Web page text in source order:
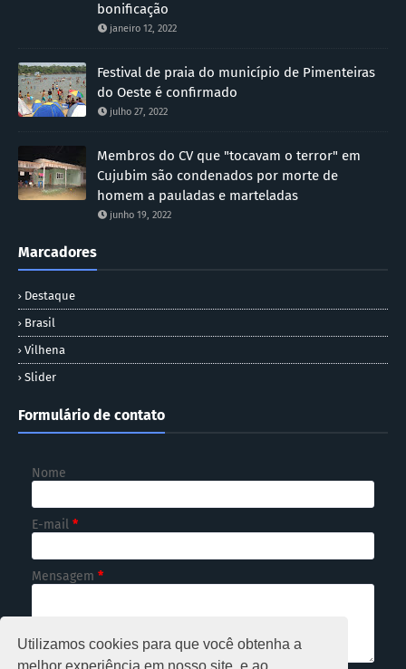
Utilizamos cookies para que você obtenha a
melhor experiência em nosso site, e ao
bonificação
janeiro 12, 2022
Festival de praia do município de Pimenteiras
do Oeste é confirmado
julho 27, 2022
Membros do CV que "tocavam o terror" em
Cujubim são condenados por morte de
homem a pauladas e marteladas
junho 19, 2022
Marcadores
Destaque
Brasil
Vilhena
Slider
Formulário de contato
Nome
E-mail *
Mensagem *